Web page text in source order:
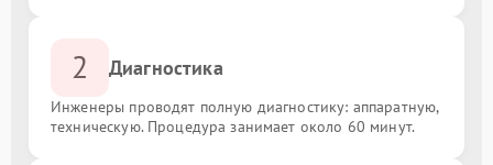
2 Диагностика
Инженеры проводят полную диагностику: аппаратную,
техническую. Процедура занимает около 60 минут.